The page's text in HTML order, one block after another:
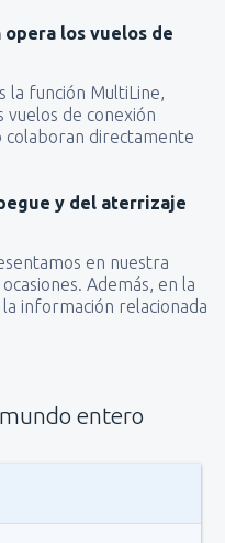
los vuelos de
la función MultiLine,
vuelos de conexión
colaboran directamente
y del aterrizaje
en nuestra
Además, en la
información relacionada
entero